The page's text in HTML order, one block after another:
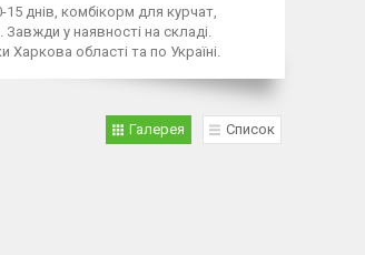
днів, комбікорм для курчат,
у наявності на складі.
області та по Україні.
Галерея Список